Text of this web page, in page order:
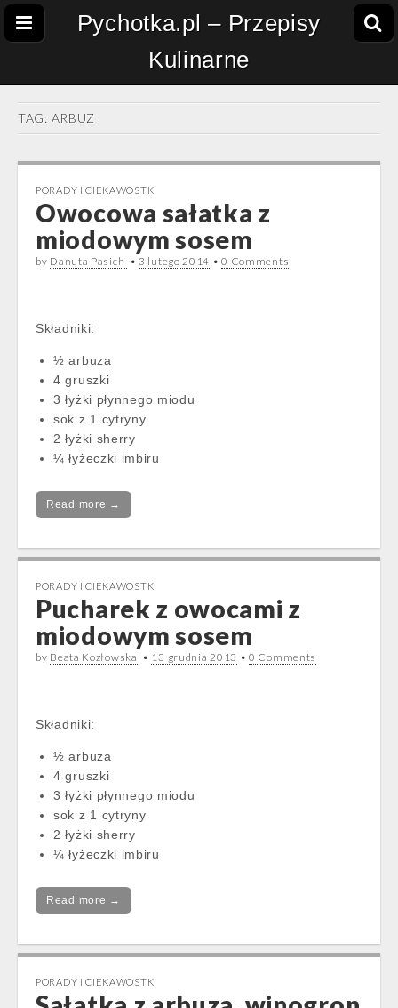
Pychotka.pl – Przepisy
Kulinarne
TAG: ARBUZ
PORADY I CIEKAWOSTKI
Owocowa sałatka z
miodowym sosem
by Danuta Pasich •3 lutego 2014 •0 Comments
Składniki:
½ arbuza
4 gruszki
3 łyżki płynnego miodu
sok z 1 cytryny
2 łyżki sherry
¼ łyżeczki imbiru
Read more →
PORADY I CIEKAWOSTKI
Pucharek z owocami z
miodowym sosem
by Beata Kozłowska • 13 grudnia 2013 •0 Comments
Składniki:
½ arbuza
4 gruszki
3 łyżki płynnego miodu
sok z 1 cytryny
2 łyżki sherry
¼ łyżeczki imbiru
Read more →
PORADY I CIEKAWOSTKI